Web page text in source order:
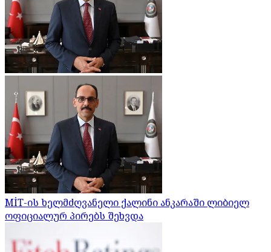
MİT-ის ხელმძღვანელი ქალინი ანკარაში ლიბიელ
ოფიციალურ პირებს შეხვდა